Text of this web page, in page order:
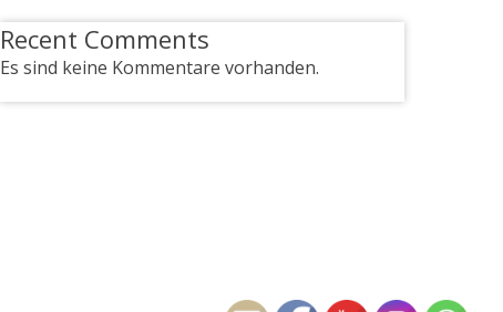
Recent Comments
Es sind keine Kommentare vorhanden.